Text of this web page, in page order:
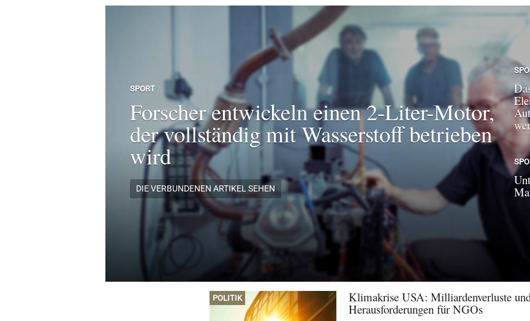
SPORT
Forscher entwickeln einen 2-Liter-Motor,
der vollständig mit Wasserstoff betrieben
wird
DIE VERBUNDENEN ARTIKEL SEHEN
POLITIK
Klimakrise USA: Milliardenverluste
Herausforderungen für NGOs